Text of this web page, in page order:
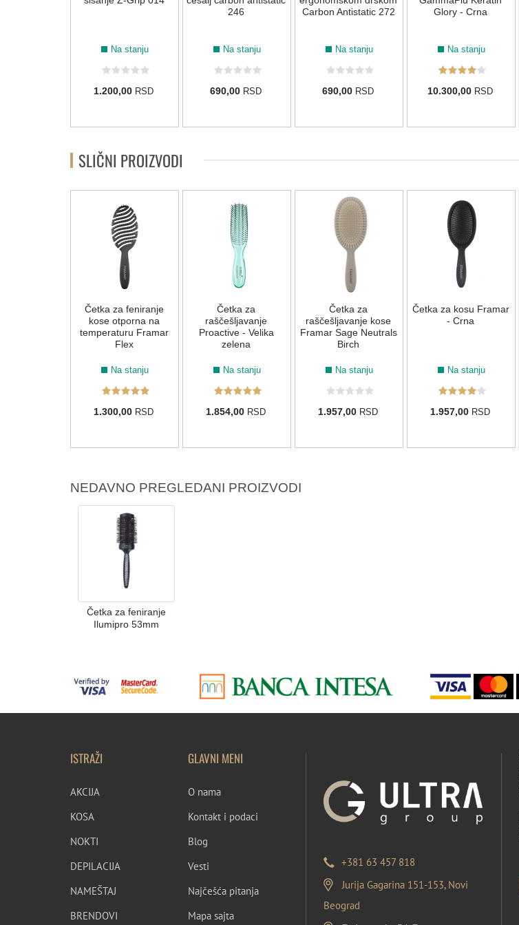
Na stanju
1.200,00 RSD
246
Na stanju
690,00 RSD
Carbon Antistatic 272
Na stanju
690,00 RSD
Glory - Crna
Na stanju
10.300,00 RSD
SLIČNI PROIZVODI
Četka za feniranje
kose otporna na
temperaturu Framar
Flex
Na stanju
1.300,00 RSD
Četka za
raščešljavanje
Proactive - Velika
zelena
Na stanju
1.854,00 RSD
Četka za
raščešljavanje kose
Framar Sage Neutrals
Birch
Na stanju
1.957,00 RSD
Četka za kosu Framar
- Crna
Na stanju
1.957,00 RSD
NEDAVNO PREGLEDANI PROIZVODI
Četka za feniranje
Ilumipro 53mm
ISTRAŽI
AKCIJA
KOSA
NOKTI
DEPILACIJA
NAMEŠTAJ
BRENDOVI
GLAVNI MENI
O nama
Kontakt i podaci
Blog
Vesti
Najčešća pitanja
Mapa sajta
+381 63 457 818
Jurija Gagarina 151-153, Novi
Beograd